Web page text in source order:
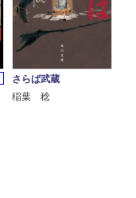
さらば武蔵
稲葉 稔